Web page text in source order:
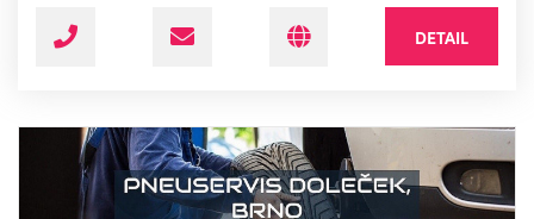
DETAIL